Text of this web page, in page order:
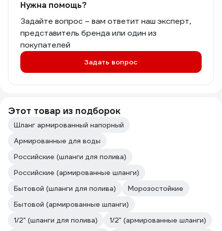
Нужна помощь?
Задайте вопрос – вам ответит наш эксперт,
представитель бренда или один из
покупателей
Задать вопрос
Этот товар из подборок
Шланг армированный напорный
Армированные для воды
Российские (шланги для полива)
Российские (армированные шланги)
Бытовой (шланги для полива)
Морозостойкие
Бытовой (армированные шланги)
1/2" (шланги для полива)
1/2" (армированные шланги)